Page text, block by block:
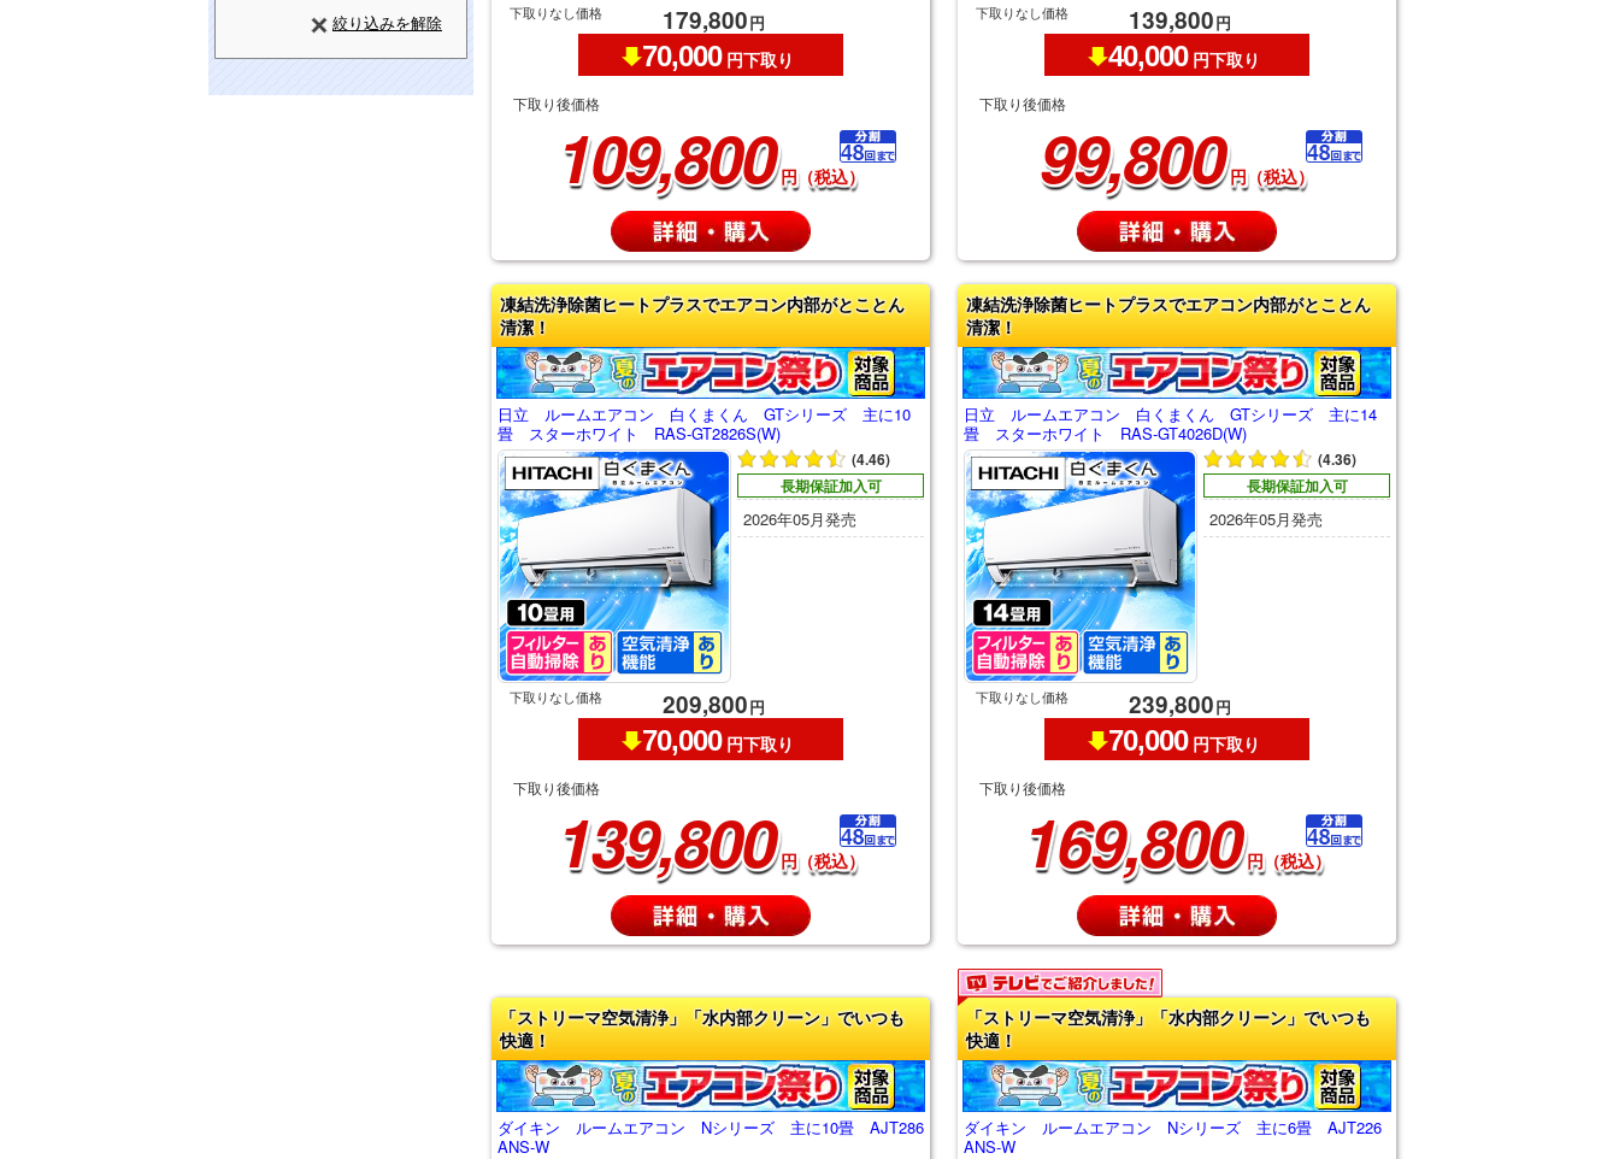
絞り込みを解除
下取りなし価格 179,800円
70,000 円下取り
下取り後価格
109,800 円（税込）
下取りなし価格 139,800円
40,000 円下取り
下取り後価格
99,800 円（税込）
凍結洗浄除菌ヒートプラスでエアコン内部がとことん
清潔！
日立 ルームエアコン 白くまくん GTシリーズ 主に10
畳 スターホワイト RAS-GT2826S(W)
(4.46)
長期保証加入可
2026年05月発売
下取りなし価格 209,800円
70,000 円下取り
下取り後価格
139,800 円（税込）
凍結洗浄除菌ヒートプラスでエアコン内部がとことん
清潔！
日立 ルームエアコン 白くまくん GTシリーズ 主に14
畳 スターホワイト RAS-GT4026D(W)
(4.36)
長期保証加入可
2026年05月発売
下取りなし価格 239,800円
70,000 円下取り
下取り後価格
169,800 円（税込）
「ストリーマ空気清浄」「水内部クリーン」でいつも
快適！
ダイキン ルームエアコン Nシリーズ 主に10畳 AJT286
ANS-W
「ストリーマ空気清浄」「水内部クリーン」でいつも
快適！
ダイキン ルームエアコン Nシリーズ 主に6畳 AJT226
ANS-W